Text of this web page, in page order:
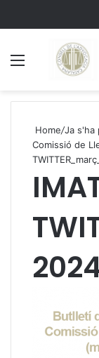
Home/Ja s'ha
Comissió de